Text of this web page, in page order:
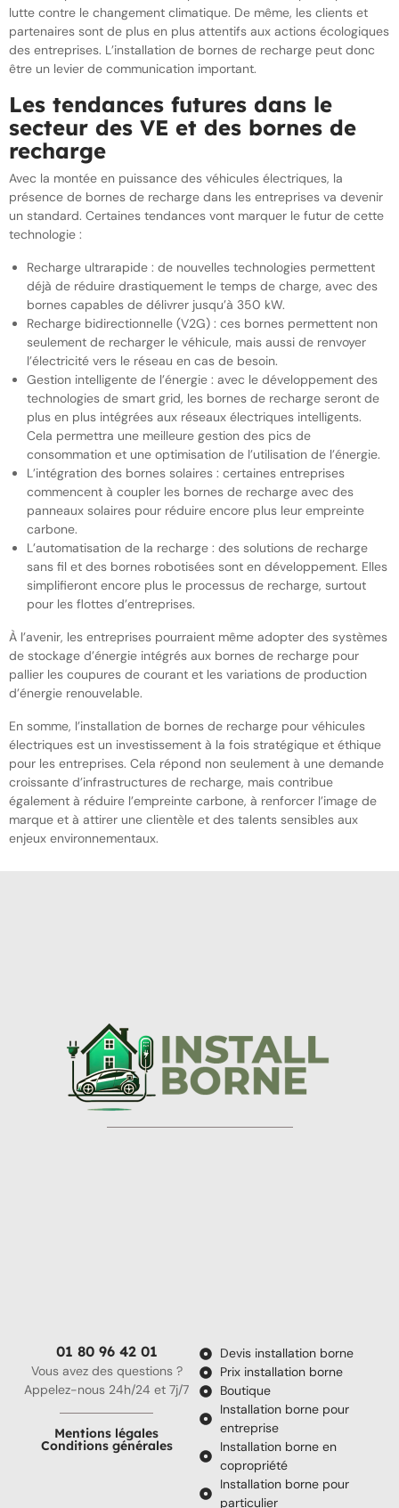
lutte contre le changement climatique. De même, les clients et
partenaires sont de plus en plus attentifs aux actions écologiques
des entreprises. L’installation de bornes de recharge peut donc
être un levier de communication important.
Les tendances futures dans le
secteur des VE et des bornes de
recharge
Avec la montée en puissance des véhicules électriques, la
présence de bornes de recharge dans les entreprises va devenir
un standard. Certaines tendances vont marquer le futur de cette
technologie :
Recharge ultrarapide : de nouvelles technologies permettent
déjà de réduire drastiquement le temps de charge, avec des
bornes capables de délivrer jusqu’à 350 kW.
Recharge bidirectionnelle (V2G) : ces bornes permettent non
seulement de recharger le véhicule, mais aussi de renvoyer
l’électricité vers le réseau en cas de besoin.
Gestion intelligente de l’énergie : avec le développement des
technologies de smart grid, les bornes de recharge seront de
plus en plus intégrées aux réseaux électriques intelligents.
Cela permettra une meilleure gestion des pics de
consommation et une optimisation de l’utilisation de l’énergie.
L’intégration des bornes solaires : certaines entreprises
commencent à coupler les bornes de recharge avec des
panneaux solaires pour réduire encore plus leur empreinte
carbone.
L’automatisation de la recharge : des solutions de recharge
sans fil et des bornes robotisées sont en développement. Elles
simplifieront encore plus le processus de recharge, surtout
pour les flottes d’entreprises.
À l’avenir, les entreprises pourraient même adopter des systèmes
de stockage d’énergie intégrés aux bornes de recharge pour
pallier les coupures de courant et les variations de production
d’énergie renouvelable.
En somme, l’installation de bornes de recharge pour véhicules
électriques est un investissement à la fois stratégique et éthique
pour les entreprises. Cela répond non seulement à une demande
croissante d’infrastructures de recharge, mais contribue
également à réduire l’empreinte carbone, à renforcer l’image de
marque et à attirer une clientèle et des talents sensibles aux
enjeux environnementaux.
01 80 96 42 01
Vous avez des questions ?
Appelez-nous 24h/24 et 7j/7
Mentions légales
Conditions générales
Devis installation borne
Prix installation borne
Boutique
Installation borne pour
entreprise
Installation borne en
copropriété
Installation borne pour
particulier